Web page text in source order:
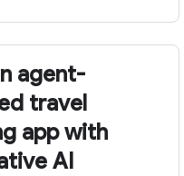
agent-
travel
app with
AI